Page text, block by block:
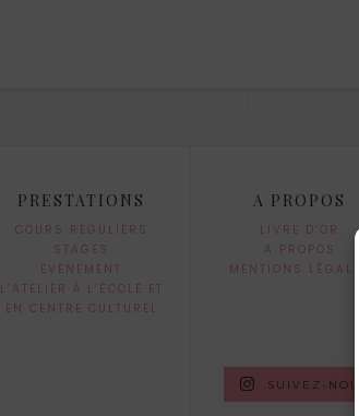
PRESTATIONS
COURS REGULIERS
STAGES
EVENEMENT
L’ATELIER À L’ÉCOLE ET
EN CENTRE CULTUREL
A PROPOS
LIVRE D’OR
A PROPOS
MENTIONS
SUIVEZ-